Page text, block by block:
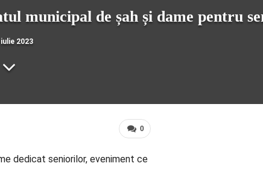
municipal de șah și dame pentru
iulie 2023
0
dedicat seniorilor, eveniment ce